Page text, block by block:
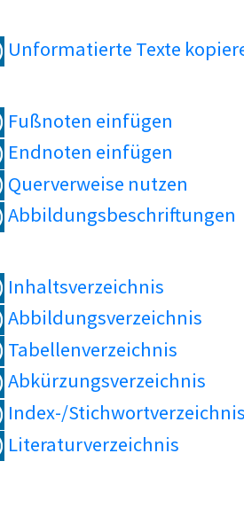
Unformatierte Texte
Fußnoten einfügen
Endnoten einfügen
Querverweise nutzen
Abbildungsbeschriftungen
Inhaltsverzeichnis
Abbildungsverzeichnis
Tabellenverzeichnis
Abkürzungsverzeichnis
Index-/Stichwortverzeichnis
Literaturverzeichnis